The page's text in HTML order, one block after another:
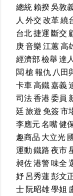
總統賴揆吳敦
人 外交改革繞
台北捷運斷交
庚音樂江蕙高
經濟部檢舉達
闆槍報仇 八田
卡車高鐵嘉義
司法香港委員
廷旅遊 免簽市
李應元名嘴健
趣商品 大立光
運動鐵路夜市
昶佐港警味全
妤呂秀蓮彭文
士阮昭雄學姐